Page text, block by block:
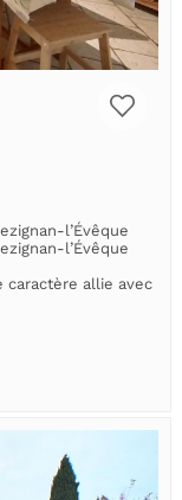
l’Évêque
l’Évêque
caractère allie avec